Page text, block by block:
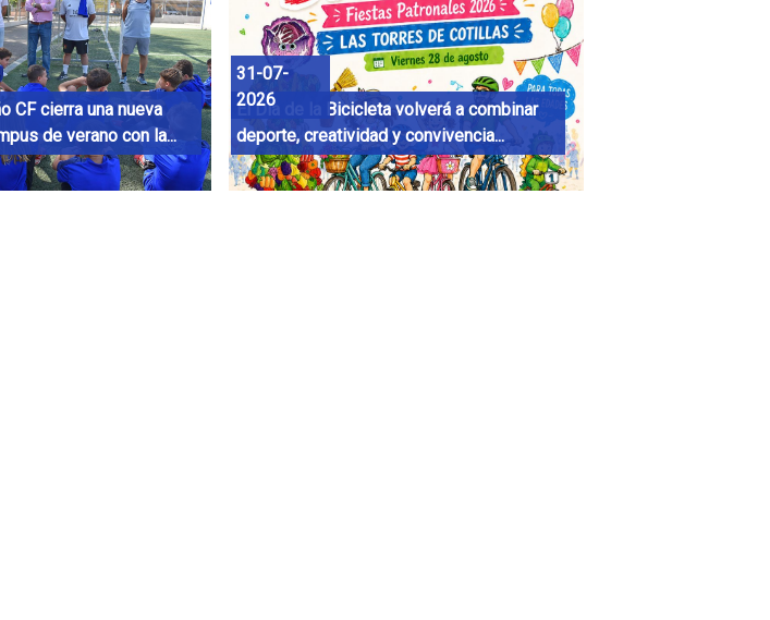
CF cierra una nueva
de verano con la...
El Día de la Bicicleta volverá a combinar
deporte, creatividad y convivencia...
31-07-
2026